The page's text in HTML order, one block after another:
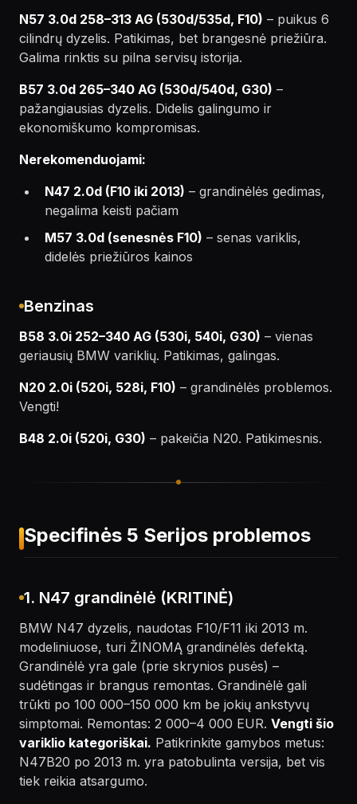
N57 3.0d 258–313 AG (530d/535d, F10) – puikus 6
cilindrų dyzelis. Patikimas, bet brangesnė priežiūra.
Galima rinktis su pilna servisų istorija.
B57 3.0d 265–340 AG (530d/540d, G30) –
pažangiausias dyzelis. Didelis galingumo ir
ekonomiškumo kompromisas.
Nerekomenduojami:
N47 2.0d (F10 iki 2013) – grandinėlės gedimas,
negalima keisti pačiam
M57 3.0d (senesnės F10) – senas variklis,
didelės priežiūros kainos
Benzinas
B58 3.0i 252–340 AG (530i, 540i, G30) – vienas
geriausių BMW variklių. Patikimas, galingas.
N20 2.0i (520i, 528i, F10) – grandinėlės problemos.
Vengti!
B48 2.0i (520i, G30) – pakeičia N20. Patikimesnis.
Specifinės 5 Serijos problemos
1. N47 grandinėlė (KRITINĖ)
BMW N47 dyzelis, naudotas F10/F11 iki 2013 m.
modeliniuose, turi ŽINOMĄ grandinėlės defektą.
Grandinėlė yra gale (prie skrynios pusės) –
sudėtingas ir brangus remontas. Grandinėlė gali
trūkti po 100 000–150 000 km be jokių ankstyvų
simptomai. Remontas: 2 000–4 000 EUR. Vengti šio
variklio kategoriškai. Patikrinkite gamybos metus:
N47B20 po 2013 m. yra patobulinta versija, bet vis
tiek reikia atsargumo.